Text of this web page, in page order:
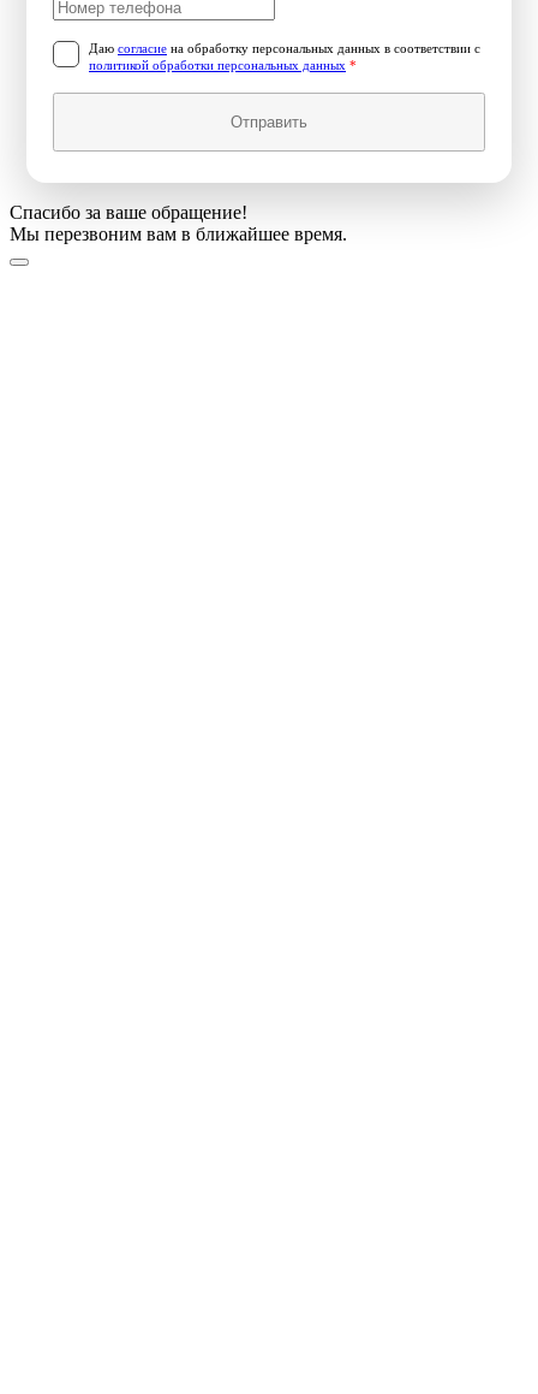
Даю согласие на обработку персональных данных в соответствии с
политикой обработки персональных данных *
Отправить
Спасибо за ваше обращение!
Мы перезвоним вам в ближайшее время.